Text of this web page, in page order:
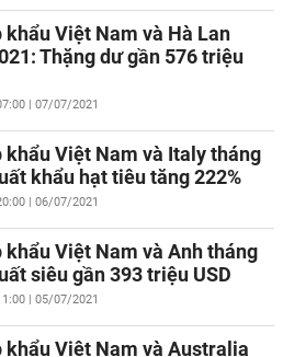
khẩu Việt Nam và Hà Lan
Thặng dư gần 576 triệu
| 07/07/2021
khẩu Việt Nam và Italy tháng
khẩu hạt tiêu tăng 222%
| 06/07/2021
khẩu Việt Nam và Anh tháng
siêu gần 393 triệu USD
| 05/07/2021
khẩu Việt Nam và Australia